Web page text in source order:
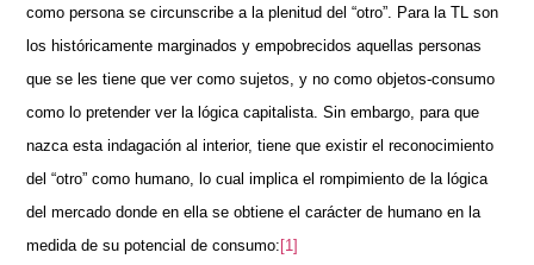
como persona se circunscribe a la plenitud del “otro”. Para la TL son
los históricamente marginados y empobrecidos aquellas personas
que se les tiene que ver como sujetos, y no como objetos-consumo
como lo pretender ver la lógica capitalista. Sin embargo, para que
nazca esta indagación al interior, tiene que existir el reconocimiento
del “otro” como humano, lo cual implica el rompimiento de la lógica
del mercado donde en ella se obtiene el carácter de humano en la
medida de su potencial de consumo: [1]